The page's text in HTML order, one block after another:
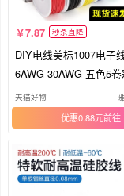
7.87 秒杀直降
DIY电线美标1007电子
6AWG-30AWG 五色5
路配线
天猫好物
优惠0.88元